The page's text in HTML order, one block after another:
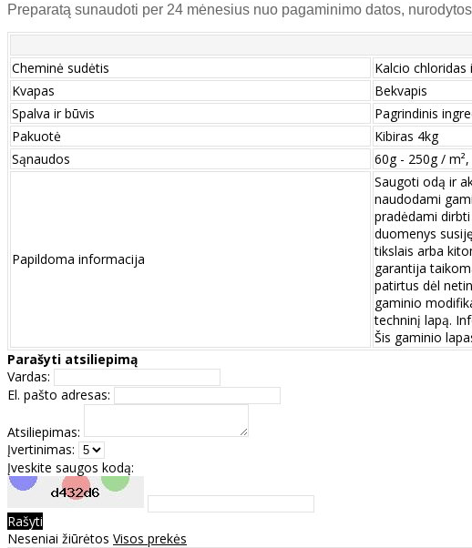
Preparatą sunaudoti per 24 mėnesius nuo pagaminimo datos,
Cheminė sudėtis
Kalcio chloridas
Kvapas
Bekvapis
Spalva ir būvis
Pagrindinis
Pakuotė
Kibiras 4kg
Sąnaudos
60g - 250g /
Papildoma informacija
Saugoti odą ir
naudodami
pradėdami
duomenys
tikslais arba
garantija
patirtus dėl
gaminio
techninį lapą.
Šis gaminio
Parašyti atsiliepimą
Vardas:
El. pašto adresas:
Atsiliepimas:
Įvertinimas:
Įveskite saugos kodą:
Rašyti
Neseniai žiūrėtos Visos prekės